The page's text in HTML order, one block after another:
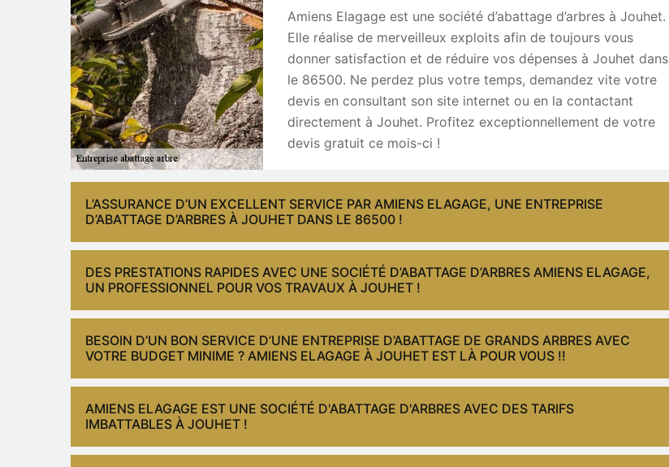
Amiens Elagage est une société d’abattage d’arbres à Jouhet.
Elle réalise de merveilleux exploits afin de toujours vous
donner satisfaction et de réduire vos dépenses à Jouhet dans
le 86500. Ne perdez plus votre temps, demandez vite votre
devis en consultant son site internet ou en la contactant
directement à Jouhet. Profitez exceptionnellement de votre
devis gratuit ce mois-ci !
L’ASSURANCE D’UN EXCELLENT SERVICE PAR AMIENS ELAGAGE, UNE ENTREPRISE
D’ABATTAGE D’ARBRES À JOUHET DANS LE 86500 !
DES PRESTATIONS RAPIDES AVEC UNE SOCIÉTÉ D’ABATTAGE D’ARBRES AMIENS ELAGAGE,
UN PROFESSIONNEL POUR VOS TRAVAUX À JOUHET !
BESOIN D’UN BON SERVICE D’UNE ENTREPRISE D’ABATTAGE DE GRANDS ARBRES AVEC
VOTRE BUDGET MINIME ? AMIENS ELAGAGE À JOUHET EST LÀ POUR VOUS !!
AMIENS ELAGAGE EST UNE SOCIÉTÉ D'ABATTAGE D'ARBRES AVEC DES TARIFS
IMBATTABLES À JOUHET !